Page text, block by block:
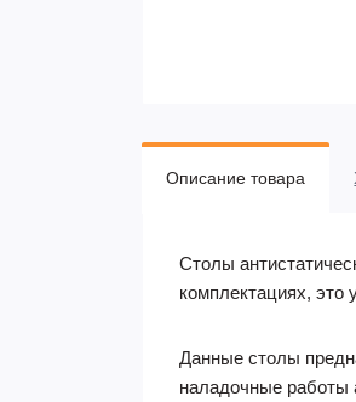
Описание товара
Столы
комплектациях, это
Данные столы
наладочные работы